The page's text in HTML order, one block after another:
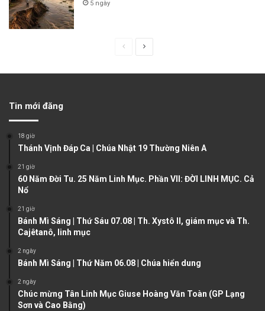
5 ngày
u
g
Tin mới đăng
18 giờ
Thánh Vịnh Đáp Ca | Chúa Nhật 19 Thường Niên A
21 giờ
60 Năm Đời Tu. 25 Năm Linh Mục. Phần VII: ĐỜI LINH MỤC. Cả
Nổ
21 giờ
Bánh Mì Sáng | Thứ Sáu 07.08 | Th. Xystô II, giám mục và Th.
Cajêtanô, linh mục
2 ngày
Bánh Mì Sáng | Thứ Năm 06.08 | Chúa hiển dung
2 ngày
Chúc mừng Tân Linh Mục Giuse Hoàng Văn Toàn (GP Lạng
Sơn và Cao Bằng)